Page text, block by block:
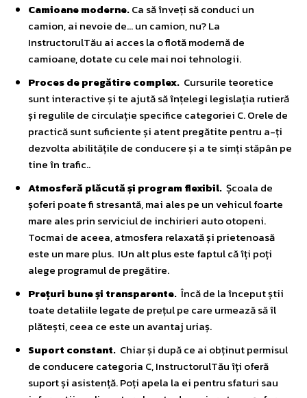
Camioane moderne.Ca să înveți să conduci un
camion, ai nevoie de… un camion, nu? La
InstructorulTău ai acces la o flotă modernă de
camioane, dotate cu cele mai noi tehnologii.
Proces de pregătire complex. Cursurile teoretice
sunt interactive și te ajută să înțelegi legislația rutieră
și regulile de circulație specifice categoriei C. Orele de
practică sunt suficiente și atent pregătite pentru a-ți
dezvolta abilitățile de conducere și a te simți stăpân pe
tine în trafic..
Atmosferă plăcută și program flexibil. Școala de
șoferi poate fi stresantă, mai ales pe un vehicul foarte
mare ales prin serviciul de inchirieri auto otopeni.
Tocmai de aceea, atmosfera relaxată și prietenoasă
este un mare plus. IUn alt plus este faptul că îți poți
alege programul de pregătire.
Prețuri bune și transparente. Încă de la început știi
toate detaliile legate de prețul pe care urmează să îl
plătești, ceea ce este un avantaj uriaș.
Suport constant. Chiar și după ce ai obținut permisul
de conducere categoria C, InstructorulTău îți oferă
suport și asistență. Poți apela la ei pentru sfaturi sau